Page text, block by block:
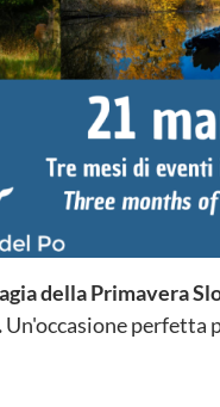
della Primavera
Un'occasione perfetta